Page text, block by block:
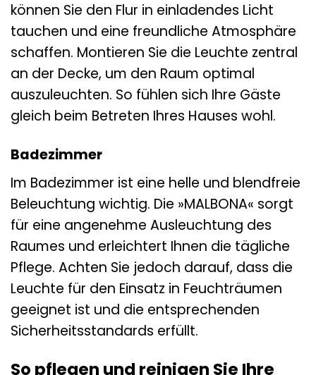
können Sie den Flur in einladendes Licht
tauchen und eine freundliche Atmosphäre
schaffen. Montieren Sie die Leuchte zentral
an der Decke, um den Raum optimal
auszuleuchten. So fühlen sich Ihre Gäste
gleich beim Betreten Ihres Hauses wohl.
Badezimmer
Im Badezimmer ist eine helle und blendfreie
Beleuchtung wichtig. Die »MALBONA« sorgt
für eine angenehme Ausleuchtung des
Raumes und erleichtert Ihnen die tägliche
Pflege. Achten Sie jedoch darauf, dass die
Leuchte für den Einsatz in Feuchträumen
geeignet ist und die entsprechenden
Sicherheitsstandards erfüllt.
So pflegen und reinigen Sie Ihre